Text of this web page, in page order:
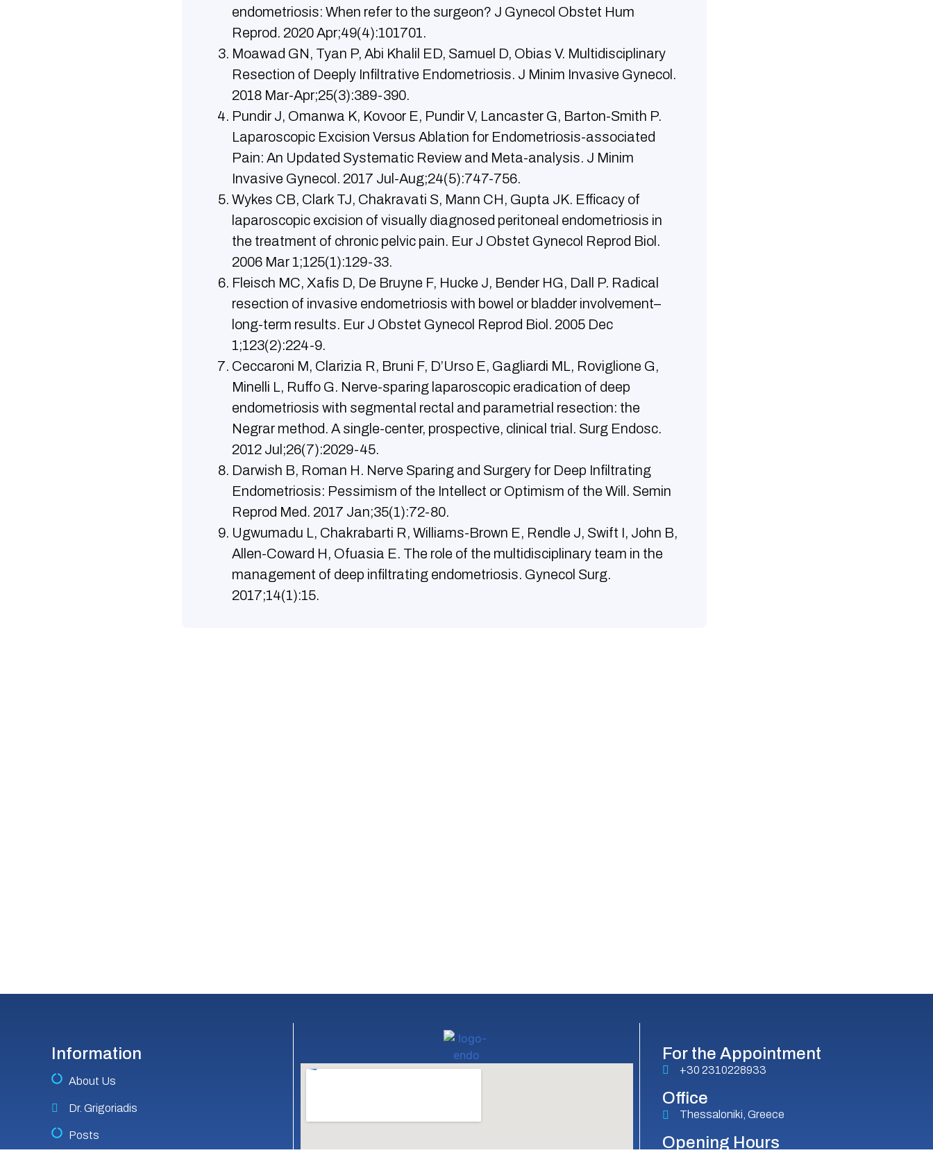
endometriosis: When refer to the surgeon? J Gynecol Obstet Hum
Reprod. 2020 Apr;49(4):101701.
Moawad GN, Tyan P, Abi Khalil ED, Samuel D, Obias V. Multidisciplinary
Resection of Deeply Infiltrative Endometriosis. J Minim Invasive Gynecol.
2018 Mar-Apr;25(3):389-390.
Pundir J, Omanwa K, Kovoor E, Pundir V, Lancaster G, Barton-Smith P.
Laparoscopic Excision Versus Ablation for Endometriosis-associated
Pain: An Updated Systematic Review and Meta-analysis. J Minim
Invasive Gynecol. 2017 Jul-Aug;24(5):747-756.
Wykes CB, Clark TJ, Chakravati S, Mann CH, Gupta JK. Efficacy of
laparoscopic excision of visually diagnosed peritoneal endometriosis in
the treatment of chronic pelvic pain. Eur J Obstet Gynecol Reprod Biol.
2006 Mar 1;125(1):129-33.
Fleisch MC, Xafis D, De Bruyne F, Hucke J, Bender HG, Dall P. Radical
resection of invasive endometriosis with bowel or bladder involvement–
long-term results. Eur J Obstet Gynecol Reprod Biol. 2005 Dec
1;123(2):224-9.
Ceccaroni M, Clarizia R, Bruni F, D’Urso E, Gagliardi ML, Roviglione G,
Minelli L, Ruffo G. Nerve-sparing laparoscopic eradication of deep
endometriosis with segmental rectal and parametrial resection: the
Negrar method. A single-center, prospective, clinical trial. Surg Endosc.
2012 Jul;26(7):2029-45.
Darwish B, Roman H. Nerve Sparing and Surgery for Deep Infiltrating
Endometriosis: Pessimism of the Intellect or Optimism of the Will. Semin
Reprod Med. 2017 Jan;35(1):72-80.
Ugwumadu L, Chakrabarti R, Williams-Brown E, Rendle J, Swift I, John B,
Allen-Coward H, Ofuasia E. The role of the multidisciplinary team in the
management of deep infiltrating endometriosis. Gynecol Surg.
2017;14(1):15.
Information
About Us
Dr. Grigoriadis
Posts
For the Appointment
+30 2310228933
Office
Thessaloniki, Greece
Opening Hours